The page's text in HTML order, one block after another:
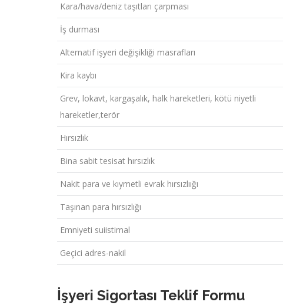
Kara/hava/deniz taşıtları çarpması
İş durması
Alternatif işyeri değişikliği masrafları
Kira kaybı
Grev, lokavt, kargaşalık, halk hareketleri, kötü niyetli
hareketler,terör
Hırsızlık
Bina sabit tesisat hırsızlık
Nakit para ve kıymetli evrak hırsızlıığı
Taşınan para hırsızlığı
Emniyeti suiistimal
Geçici adres-nakil
İşyeri Sigortası Teklif Formu